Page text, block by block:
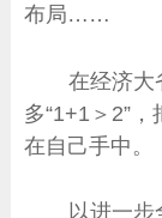
布局……
在经济大
多“1+1＞2”
在自己手中。
以进一